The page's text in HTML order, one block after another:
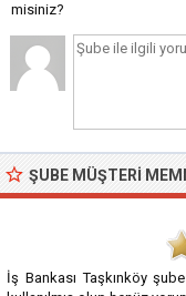
misiniz?
ŞUBE MÜŞTERI
İş Bankası Taşkınköy